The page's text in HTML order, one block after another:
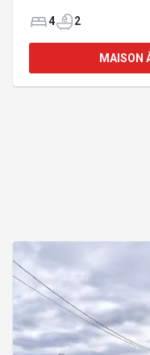
chambres, 2 salles
très conviviales.
uni complètent
4 2
MAISON